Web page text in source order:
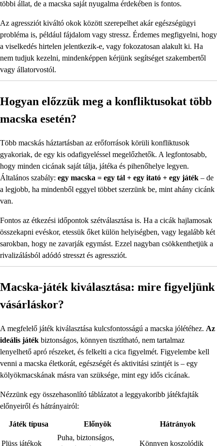
többi állat, de a macska saját nyugalma érdekében is fontos.
Az agressziót kiváltó okok között szerepelhet akár egészségügyi
probléma is, például fájdalom vagy stressz. Érdemes megfigyelni, hogy
a viselkedés hirtelen jelentkezik-e, vagy fokozatosan alakult ki. Ha
nem tudjuk kezelni, mindenképpen kérjünk segítséget szakembertől
vagy állatorvostól.
Hogyan előzzük meg a konfliktusokat több
macska esetén?
Több macskás háztartásban az erőforrások körüli konfliktusok
gyakoriak, de egy kis odafigyeléssel megelőzhetők. A legfontosabb,
hogy minden cicának saját tálja, játéka és pihenőhelye legyen.
Általános szabály: egy macska = egy tál + egy itató + egy játék – de
a legjobb, ha mindenből eggyel többet szerzünk be, mint ahány cicánk
van.
Fontos az étkezési időpontok szétválasztása is. Ha a cicák hajlamosak
összekapni evéskor, etessük őket külön helyiségben, vagy legalább két
sarokban, hogy ne zavarják egymást. Ezzel nagyban csökkenthetjük a
rivalizálásból adódó stresszt és agressziót.
Macska-játék kiválasztása: mire figyeljünk
vásárláskor?
A megfelelő játék kiválasztása kulcsfontosságú a macska jólétéhez. Az
ideális játék biztonságos, könnyen tisztítható, nem tartalmaz
lenyelhető apró részeket, és felkelti a cica figyelmét. Figyelembe kell
venni a macska életkorát, egészségét és aktivitási szintjét is – egy
kölyökmacskának másra van szüksége, mint egy idős cicának.
Nézzünk egy összehasonlító táblázatot a leggyakoribb játékfajták
előnyeiről és hátrányairól:
Játék típusa Előnyök Hátrányok
Plüss játékok
Puha, biztonságos,
Könnyen koszolódik